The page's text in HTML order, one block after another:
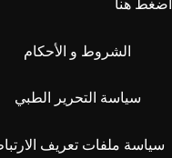
الشروط و الأحكام
سياسة التحرير الطبي
سياسة ملفات تعريف